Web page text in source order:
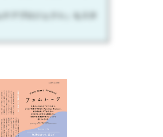
アプロジェクト」もスタ